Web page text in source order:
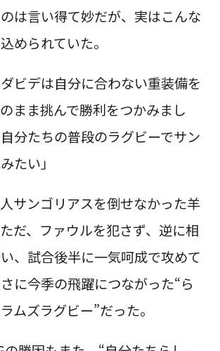
は言い得て妙だが、実はこんな
められていた。
ダビデは自分に合わない重装備を
まま挑んで勝利をつかみまし
分たちの普段のラグビーでサン
たい」
サンゴリアスを倒せなかった羊
だ、ファウルを犯さず、逆に相
、試合後半に一気呵成で攻めて
に今季の飛躍につながった“ら
ムズラグビー”だった。